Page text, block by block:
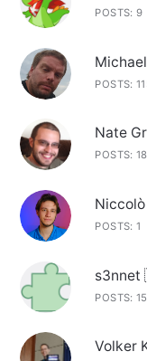
POSTS: 9
POSTS:
Nate
POSTS:
POSTS: 1
POSTS: 15
Volker